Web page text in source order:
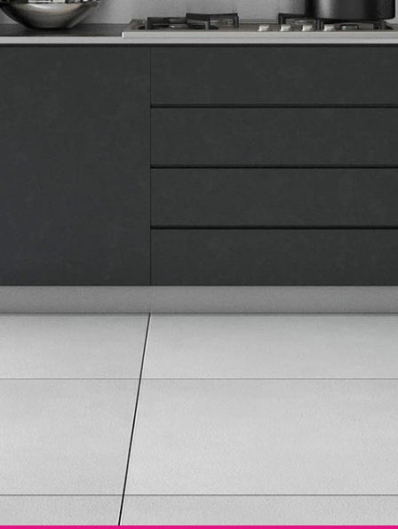
O nama
Naše prodavnice
Korisnički servis
Reklamacije i servis
Pratite nas na društvenim mrežama